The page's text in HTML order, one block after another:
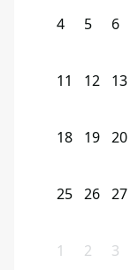
4 5 6
11 12 13
18 19 20
25 26 27
1 2 3